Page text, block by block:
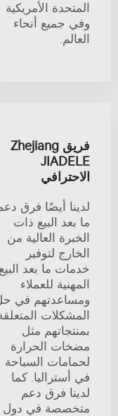
المتحدة الأمريكية
وفي جميع أنحاء
العالم.
فريق Zhejiang
JIADELE
الاحترافي
لدينا أيضًا فرق
ما بعد البيع ذات
الخبرة العالية من
الخارج لتوفير
خدمات ما بعد البيع
المهنية للعملاء
ومساعدتهم في
المشكلات
بمنتجاتهم مثل
مضخات الحرارة
لحمامات السباحة
في أستراليا. كما
لدينا فرق دعم
متخصصة في دول